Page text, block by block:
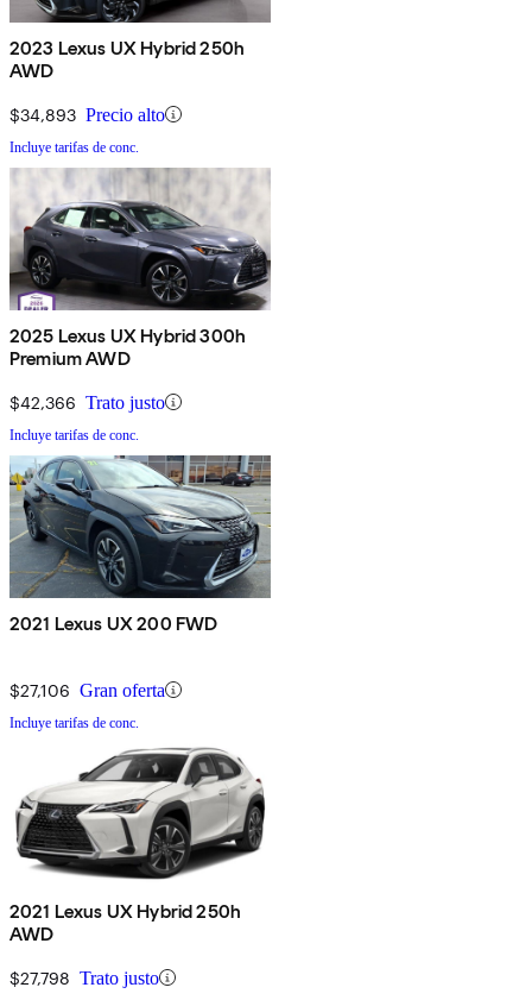
2023 Lexus UX Hybrid 250h
AWD
$34,893 Precio alto
Incluye tarifas de conc.
2025 Lexus UX Hybrid 300h
Premium AWD
$42,366 Trato justo
Incluye tarifas de conc.
2021 Lexus UX 200 FWD
$27,106 Gran oferta
Incluye tarifas de conc.
2021 Lexus UX Hybrid 250h
AWD
$27,798 Trato justo